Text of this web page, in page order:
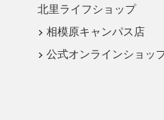
北里ライフショップ
相模原キャンパス店
公式オンラインショッ